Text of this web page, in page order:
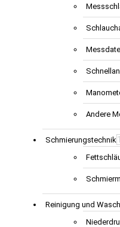
Andere
Schmierungstechnik
Reinigung und